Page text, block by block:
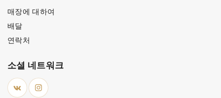
매장에 대하여
배달
연락처
소셜 네트워크